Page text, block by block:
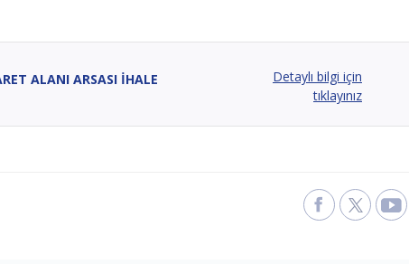
ALANI ARSASI İHALE
Detaylı bilgi için
tıklayınız